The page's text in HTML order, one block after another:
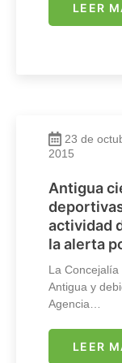
LEER
23 de
2015
Antigua
actividad
la alerta
La
Antigua y
Agencia…
LEER